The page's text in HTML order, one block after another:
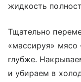
жидкость
Тщательно
«массируя»
глубже.
и убираем в